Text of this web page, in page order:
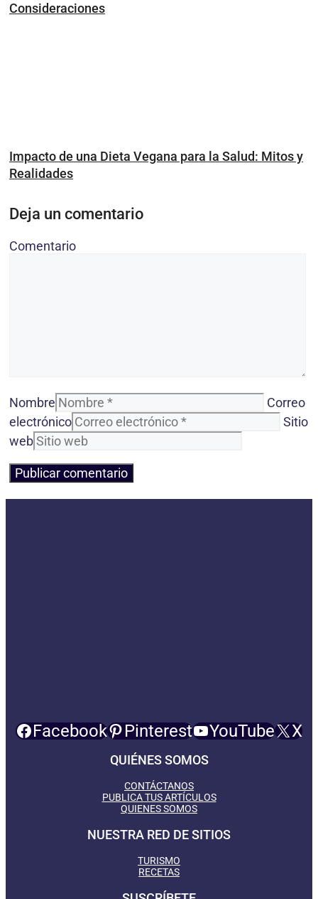
Consideraciones
Impacto de una Dieta Vegana para la Salud: Mitos y
Realidades
Deja un comentario
Comentario
Nombre
Correo
electrónico
Sitio
web
Facebook Pinterest YouTube X
QUIÉNES SOMOS
CONTÁCTANOS
PUBLICA TUS ARTÍCULOS
QUIENES SOMOS
NUESTRA RED DE SITIOS
TURISMO
RECETAS